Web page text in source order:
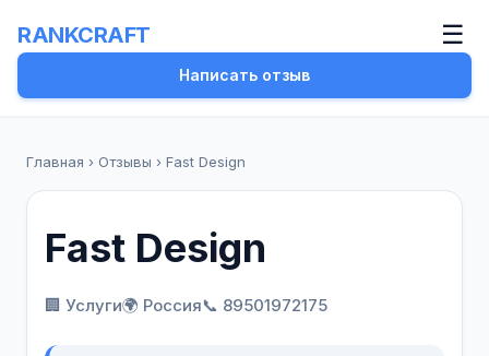
RANKCRAFT ☰
Написать отзыв
Главная › Отзывы › Fast Design
Fast Design
🏢 Услуги🌍 Россия📞 89501972175